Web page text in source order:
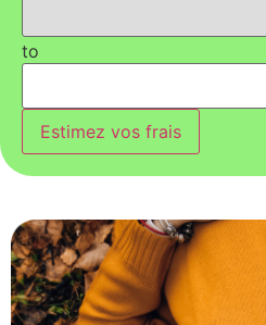
to
Estimez vos frais